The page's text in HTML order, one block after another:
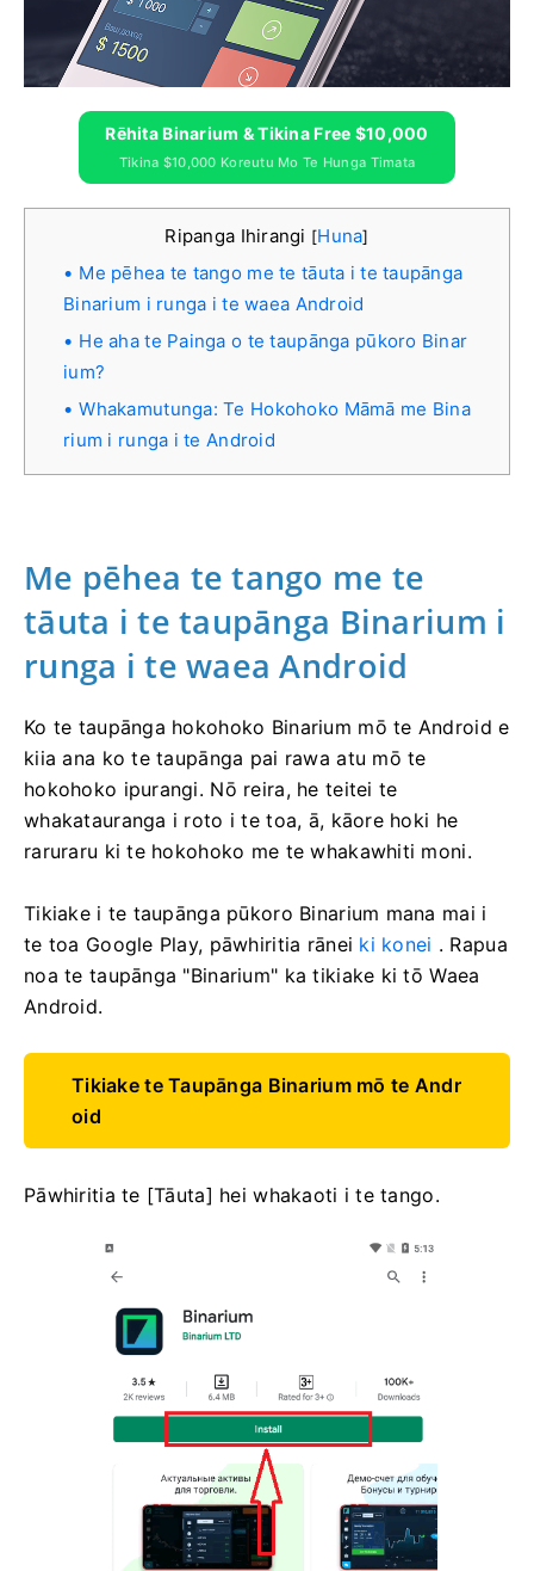
Rēhita Binarium & Tikina Free $10,000
Tikina $10,000 Koreutu Mo Te Hunga Timata
Ripanga Ihirangi [Huna]
Me pēhea te tango me te tāuta i te taupānga
Binarium i runga i te waea Android
He aha te Painga o te taupānga pūkoro Binar
ium?
Whakamutunga: Te Hokohoko Māmā me Bina
rium i runga i te Android
Me pēhea te tango me te
tāuta i te taupānga Binarium i
runga i te waea Android
Ko te taupānga hokohoko Binarium mō te Android e
kiia ana ko te taupānga pai rawa atu mō te
hokohoko ipurangi. Nō reira, he teitei te
whakatauranga i roto i te toa, ā, kāore hoki he
raruraru ki te hokohoko me te whakawhiti moni.
Tikiake i te taupānga pūkoro Binarium mana mai i
te toa Google Play, pāwhiritia rānei ki konei . Rapua
noa te taupānga "Binarium" ka tikiake ki tō Waea
Android.
Tikiake te Taupānga Binarium mō te Andr
oid
Pāwhiritia te [Tāuta] hei whakaoti i te tango.